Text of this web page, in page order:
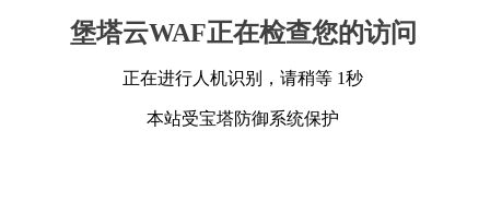
堡塔云WAF正在检查您的访问
正在进行人机识别，请稍等 1秒
本站受宝塔防御系统保护